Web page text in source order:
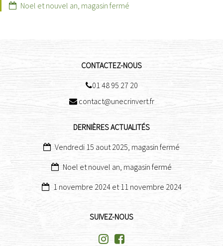
Noel et nouvel an, magasin fermé
CONTACTEZ-NOUS
01 48 95 27 20
contact@unecrinvert.fr
DERNIÈRES ACTUALITÉS
Vendredi 15 aout 2025, magasin fermé
Noel et nouvel an, magasin fermé
1 novembre 2024 et 11 novembre 2024
SUIVEZ-NOUS
 